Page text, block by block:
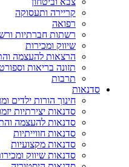
קריירה ותעסוקה
רפואה
רשתות חברתיות
שיווק ומכירות
הרצאות להעצמה
תזונה בריאות
תרבות
סדנאות
חינוך הורות ילדים
סדנאות יצירתיות
סדנאות להעצמה
סדנאות חווייתיות
סדנאות מקצועיות
סדנאות שיווק